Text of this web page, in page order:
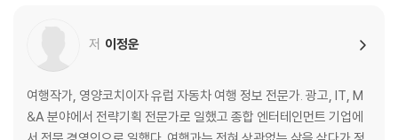
① 여행 정보 수집 및 필수 어플 설치
② 이탈리아 인-아웃 결정하기
③ 숙소 예약과 이용
④ 렌터카 예약을 위한 사전 지식
⑤ 렌터카 예약하기
저 이정운
여행작가, 영양코치이자 유럽 자동차 여행 정보 전문가. 광고, IT, M
&A 분야에서 전략기획 전문가로 일했고 종합 엔터테인먼트 기업에